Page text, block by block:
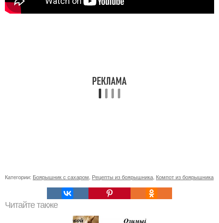
Категории: Боярышник с сахаром Рецепты из боярышника Компот из боярышника
Читайте также